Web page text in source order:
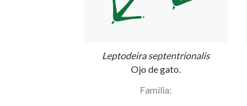
Leptodeira septentrionalis
Ojo de gato.
Familia: